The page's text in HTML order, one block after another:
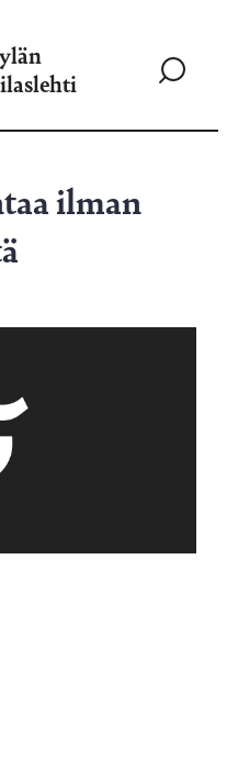
Siirry
ilman